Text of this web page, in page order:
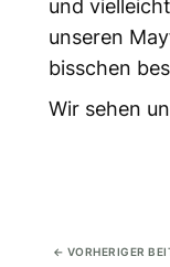
und
unseren
bisschen
Wir sehen
← VORHERIGER